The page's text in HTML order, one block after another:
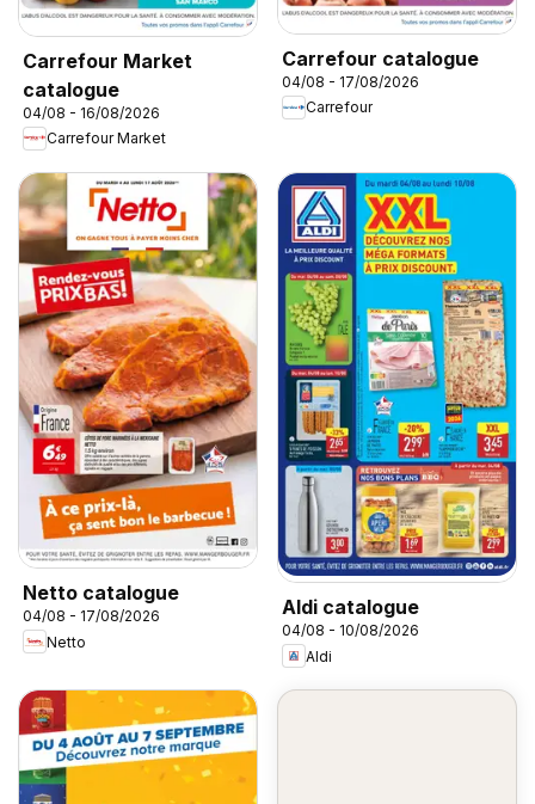
Carrefour Market
catalogue
04/08 - 16/08/2026
Carrefour Market
Carrefour catalogue
04/08 - 17/08/2026
Carrefour
Netto catalogue
04/08 - 17/08/2026
Netto
Aldi catalogue
04/08 - 10/08/2026
Aldi